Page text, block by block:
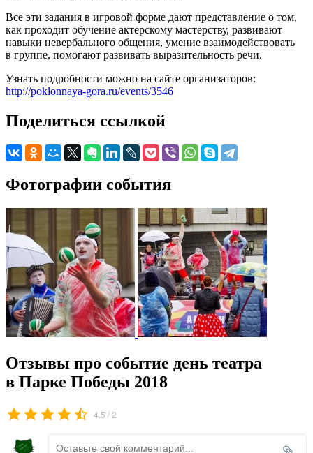
Все эти задания в игровой форме дают представление о том,
как проходит обучение актерскому мастерству, развивают
навыки невербального общения, умение взаимодействовать
в группе, помогают развивать выразительность речи.
Узнать подробности можно на сайте организаторов:
http://poklonnaya-gora.ru/events/3546
Поделиться ссылкой
Фотографии события
Отзывы про событие день театра
в Парке Победы 2018
4.5 /2